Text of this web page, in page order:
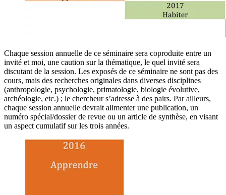
Chaque session annuelle de ce séminaire sera coproduite entre un
invité et moi, une caution sur la thématique, le quel invité sera
discutant de la session. Les exposés de ce séminaire ne sont pas des
cours, mais des recherches originales dans diverses disciplines
(anthropologie, psychologie, primatologie, biologie évolutive,
archéologie, etc.) ; le chercheur s’adresse à des pairs. Par ailleurs,
chaque session annuelle devrait alimenter une publication, un
numéro spécial/dossier de revue ou un article de synthèse, en visant
un aspect cumulatif sur les trois années.